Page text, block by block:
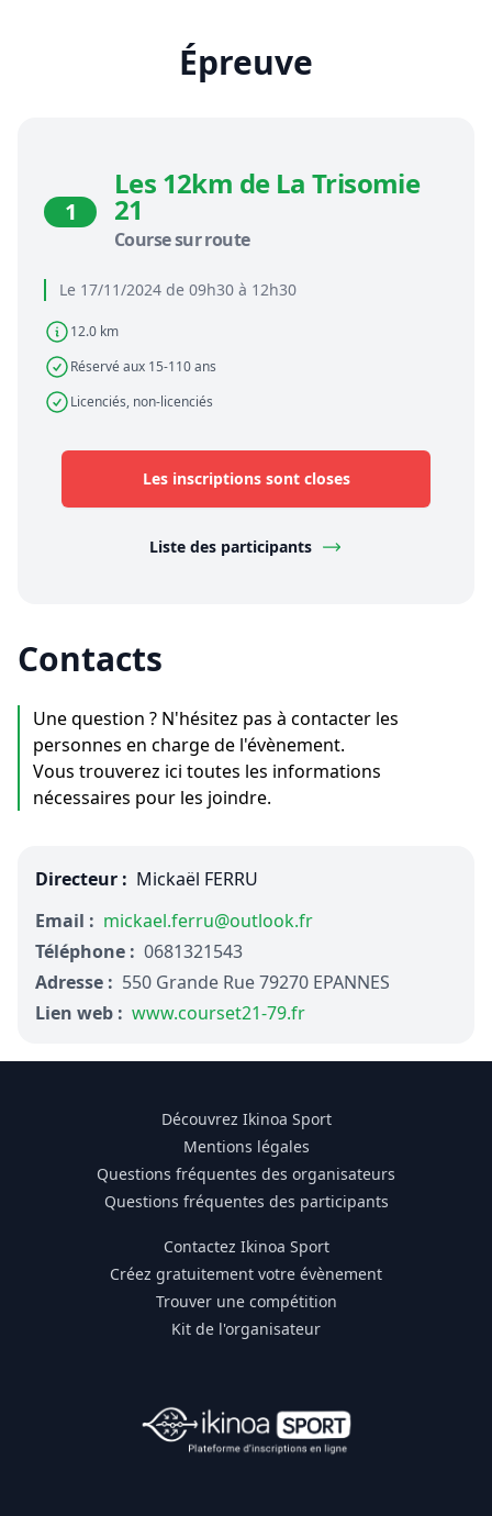
Épreuve
Le 17/11/2024 de 09h30 à 12h30
12.0 km
Réservé aux 15-110 ans
Licenciés, non-licenciés
1
Les 12km de La Trisomie
21
Course sur route
Les inscriptions sont closes
Liste des participants
Contacts
Une question ? N'hésitez pas à contacter les
personnes en charge de l'évènement.
Vous trouverez ici toutes les informations
nécessaires pour les joindre.
Directeur : Mickaël FERRU
Email : mickael.ferru@outlook.fr
Téléphone : 0681321543
Adresse : 550 Grande Rue 79270 EPANNES
Lien web : www.courset21-79.fr
Découvrez Ikinoa Sport
Mentions légales
Questions fréquentes des organisateurs
Questions fréquentes des participants
Contactez Ikinoa Sport
Créez gratuitement votre évènement
Trouver une compétition
Kit de l'organisateur